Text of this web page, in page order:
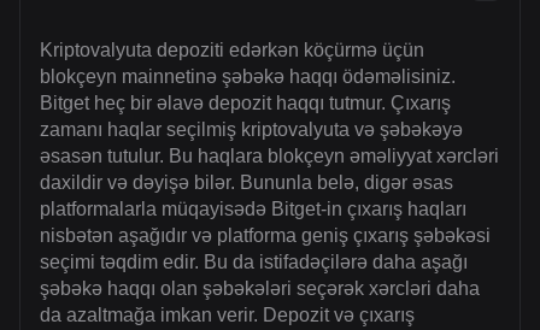
Kriptovalyuta depoziti edərkən köçürmə üçün
blokçeyn mainnetinə şəbəkə haqqı ödəməlisiniz.
Bitget heç bir əlavə depozit haqqı tutmur. Çıxarış
zamanı haqlar seçilmiş kriptovalyuta və şəbəkəyə
əsasən tutulur. Bu haqlara blokçeyn əməliyyat xərcləri
daxildir və dəyişə bilər. Bununla belə, digər əsas
platformalarla müqayisədə Bitget-in çıxarış haqları
nisbətən aşağıdır və platforma geniş çıxarış şəbəkəsi
seçimi təqdim edir. Bu da istifadəçilərə daha aşağı
şəbəkə haqqı olan şəbəkələri seçərək xərcləri daha
da azaltmağa imkan verir. Depozit və çıxarış